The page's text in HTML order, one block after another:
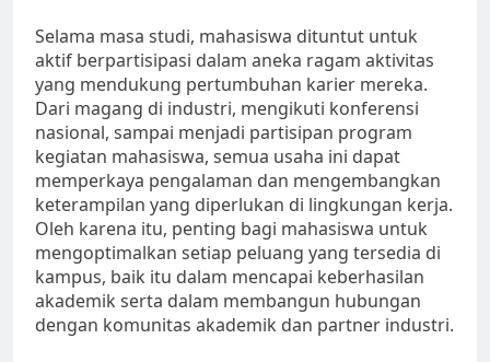
Selama masa studi, mahasiswa dituntut untuk
aktif berpartisipasi dalam aneka ragam aktivitas
yang mendukung pertumbuhan karier mereka.
Dari magang di industri, mengikuti konferensi
nasional, sampai menjadi partisipan program
kegiatan mahasiswa, semua usaha ini dapat
memperkaya pengalaman dan mengembangkan
keterampilan yang diperlukan di lingkungan kerja.
Oleh karena itu, penting bagi mahasiswa untuk
mengoptimalkan setiap peluang yang tersedia di
kampus, baik itu dalam mencapai keberhasilan
akademik serta dalam membangun hubungan
dengan komunitas akademik dan partner industri.